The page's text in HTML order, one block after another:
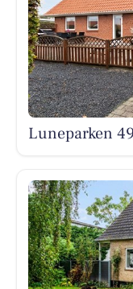
Luneparken